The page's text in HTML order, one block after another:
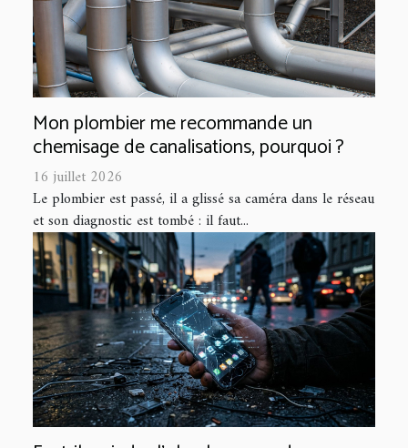
Mon plombier me recommande un
chemisage de canalisations, pourquoi ?
16 juillet 2026
Le plombier est passé, il a glissé sa caméra dans le réseau
et son diagnostic est tombé : il faut...